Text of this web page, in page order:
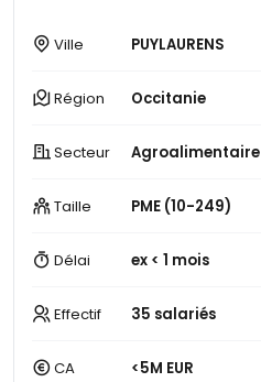
Ville PUYLAURENS
Région Occitanie
Secteur Agroalimentaire
Taille PME (10-249)
Délai ex < 1 mois
Effectif 35 salariés
CA <5M EUR